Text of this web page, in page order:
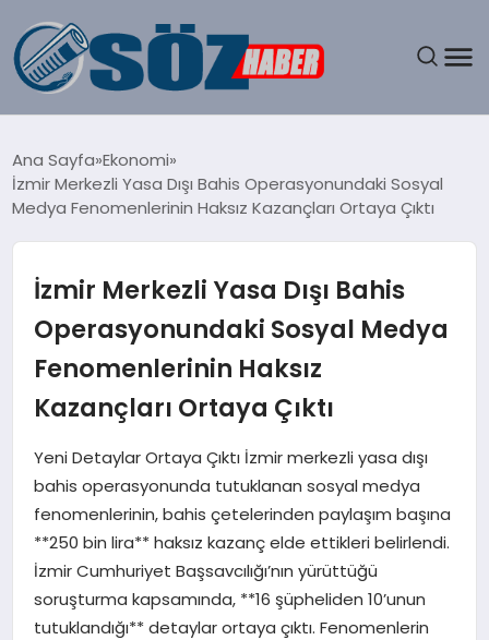
SPOR
EĞITIM
DÜNYA
TEKNOLOJI
SIYASET
Ana Sayfa Ekonomi
İzmir Merkezli Yasa Dışı Bahis Operasyonundaki Sosyal
Medya Fenomenlerinin Haksız Kazançları Ortaya Çıktı
İzmir Merkezli Yasa Dışı Bahis
Operasyonundaki Sosyal Medya
Fenomenlerinin Haksız
Kazançları Ortaya Çıktı
Yeni Detaylar Ortaya Çıktı İzmir merkezli yasa dışı
bahis operasyonunda tutuklanan sosyal medya
fenomenlerinin, bahis çetelerinden paylaşım başına
**250 bin lira** haksız kazanç elde ettikleri belirlendi.
İzmir Cumhuriyet Başsavcılığı’nın yürüttüğü
soruşturma kapsamında, **16 şüpheliden 10’unun
tutuklandığı** detaylar ortaya çıktı. Fenomenlerin